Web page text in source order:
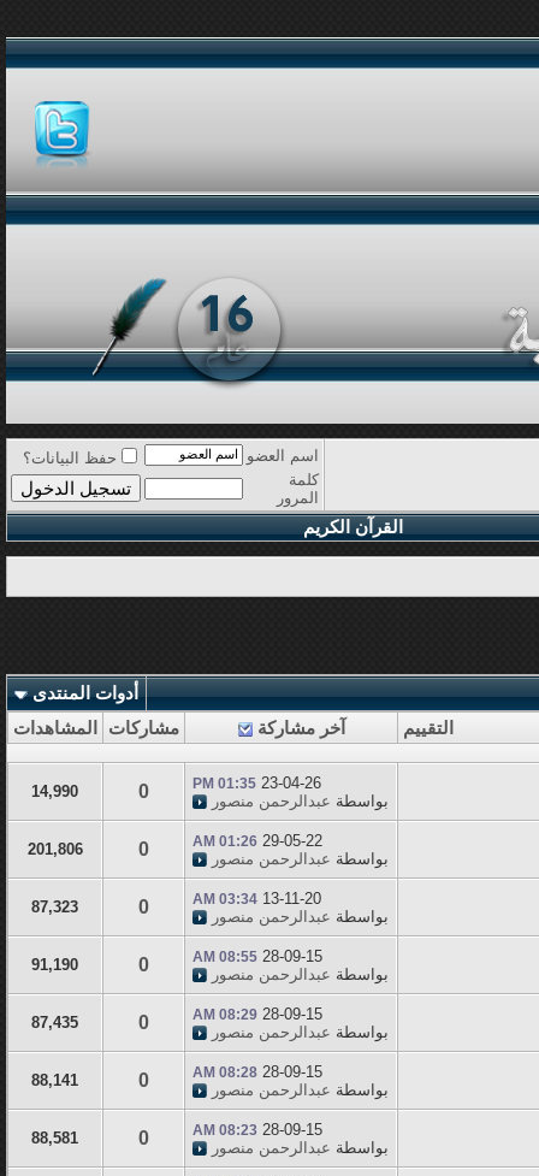
اسم العضو
حفظ البيانات؟
كلمة
المرور
القرآن الكريم
أدوات المنتدى
التقييم
آخر مشاركة مشاركات المشاهدات
23-04-26
01:35 PM
بواسطة عبدالرحمن منصور 0
14,990
29-05-22
01:26 AM
بواسطة عبدالرحمن منصور 0
201,806
13-11-20
03:34 AM
بواسطة عبدالرحمن منصور 0
87,323
28-09-15
08:55 AM
بواسطة عبدالرحمن منصور 0
91,190
28-09-15
08:29 AM
بواسطة عبدالرحمن منصور 0
87,435
28-09-15
08:28 AM
بواسطة عبدالرحمن منصور 0
88,141
28-09-15
08:23 AM
بواسطة عبدالرحمن منصور 0
88,581